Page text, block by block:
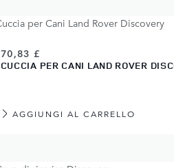
70,83 £
CUCCIA PER CANI LAND ROVER
AGGIUNGI AL CARRELLO